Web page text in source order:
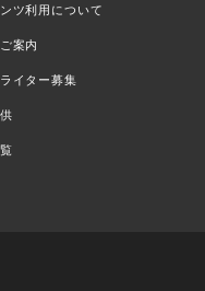
ツ利用について
案内
イター募集